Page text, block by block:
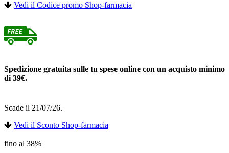
Vedi il Codice promo Shop-farmacia
Spedizione gratuita sulle tu spese online con un acquisto minimo
di 39€.
Scade il 21/07/26.
Vedi il Sconto Shop-farmacia
fino al 38%